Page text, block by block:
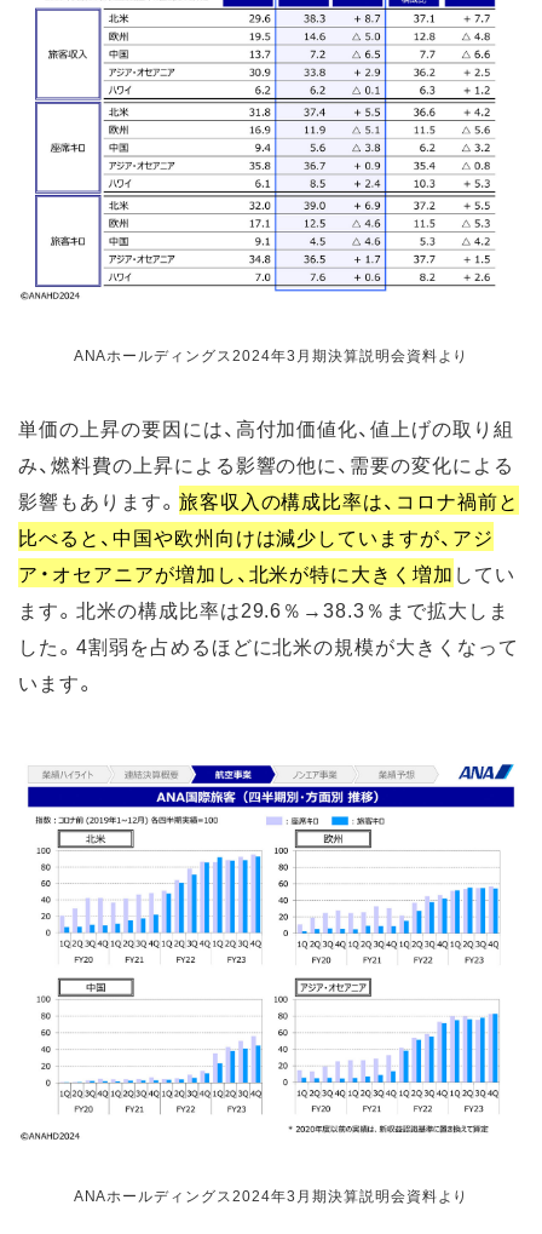
ANAホールディングス2024年3月期決算説明会資料より
単価の上昇の要因には、高付加価値化、値上げの取り組
み、燃料費の上昇による影響の他に、需要の変化による
影響もあります。 旅客収入の構成比率は、コロナ禍前と
比べると、中国や欧州向けは減少していますが、アジ
ア・オセアニアが増加し、北米が特に大きく増加 してい
ます。北米の構成比率は29.6％→38.3％まで拡大しま
した。4割弱を占めるほどに北米の規模が大きくなって
います。
ANAホールディングス2024年3月期決算説明会資料より